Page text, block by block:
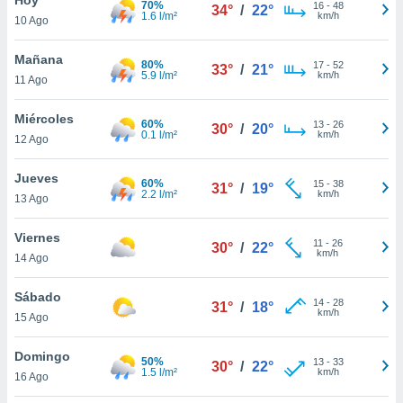
en
más
nuestra
de
cookies
aceptar
10 Ago
70%
1.6 l/m²
34° / 22° 16- 48
km/h
Mañana
11 Ago
80%
5.9 l/m²
33° / 21° 17- 52
km/h
Miércoles
12 Ago
60%
0.1 l/m²
30° / 20° 13- 26
km/h
Jueves
13 Ago
60%
2.2 l/m²
31° / 19° 15- 38
km/h
Viernes
14 Ago
30° / 22° 11 - 26
km/h
Sábado
15 Ago
31° / 18° 14- 28
km/h
Domingo
16 Ago
50%
1.5 l/m²
30° / 22° 13- 33
km/h